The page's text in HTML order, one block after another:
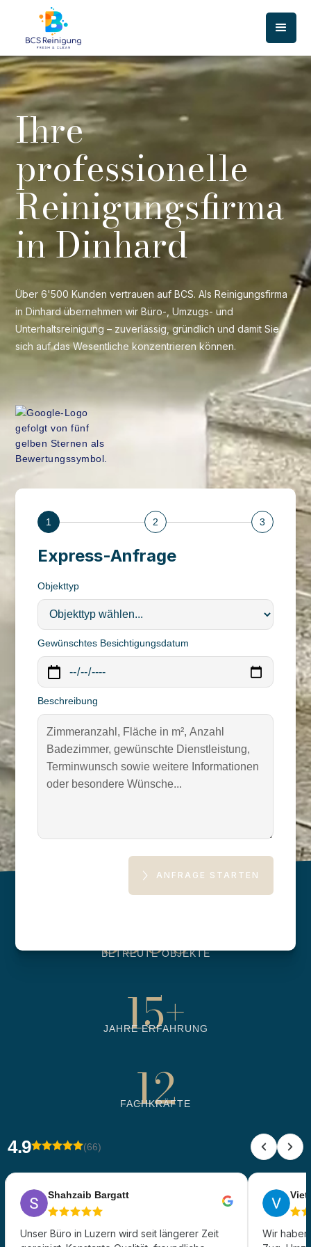
Ihre
professionelle
Reinigungsfirma
in Dinhard
Über 6'500 Kunden vertrauen auf BCS. Als Reinigungsfirma
in Dinhard übernehmen wir Büro-, Umzugs- und
Unterhaltsreinigung – zuverlässig, gründlich und damit Sie
sich auf das Wesentliche konzentrieren können.
1 2 3
Express-Anfrage
Objekttyp
Gewünschtes Besichtigungsdatum
Beschreibung
ANFRAGE STARTEN
6500+
BETREUTE OBJEKTE
15+
JAHRE ERFAHRUNG
12
FACHKRÄFTE
4.9 (66)
Shahzaib Bargatt
Unser Büro in Luzern wird seit längerer Zeit
Viet
Wir